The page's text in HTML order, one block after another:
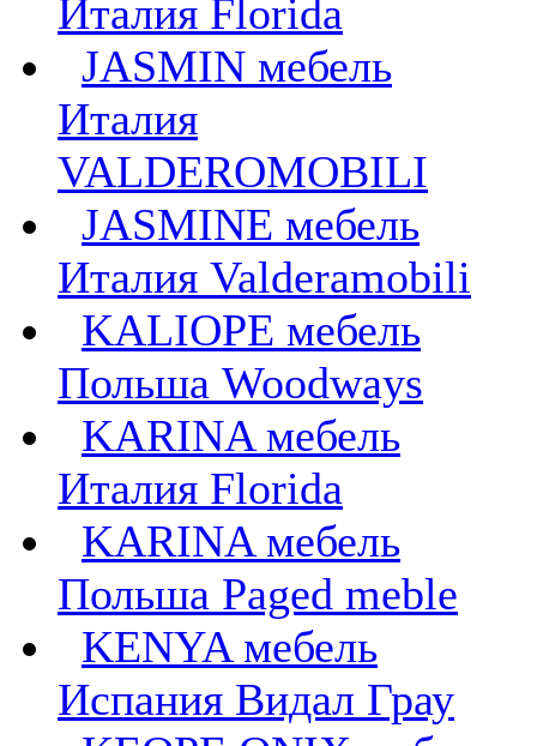
Италия Florida
JASMIN мебель
Италия
VALDEROMOBILI
JASMINE мебель
Италия Valderamobili
KALIOPE мебель
Польша Woodways
KARINA мебель
Италия Florida
KARINA мебель
Польша Paged meble
KENYA мебель
Испания Видал Грау